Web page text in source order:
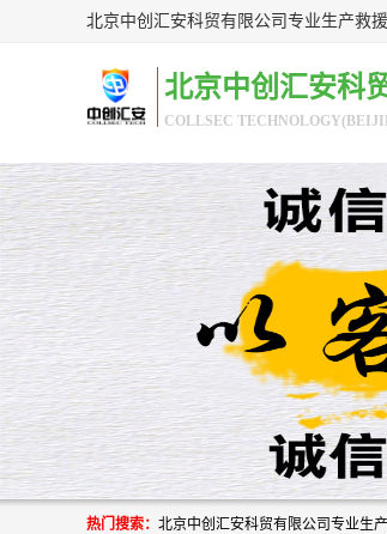
北京中创汇安科
COLLSEC
热门搜索：